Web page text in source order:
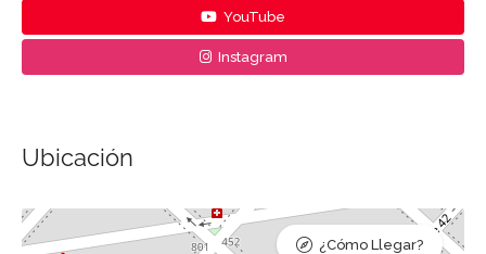
YouTube
Instagram
Ubicación
¿Cómo Llegar?